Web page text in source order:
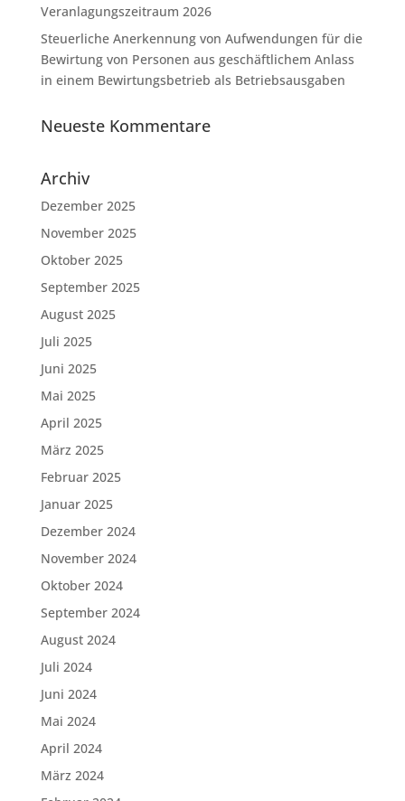
Veranlagungszeitraum 2026
Steuerliche Anerkennung von Aufwendungen für die
Bewirtung von Personen aus geschäftlichem Anlass
in einem Bewirtungsbetrieb als Betriebsausgaben
Neueste Kommentare
Archiv
Dezember 2025
November 2025
Oktober 2025
September 2025
August 2025
Juli 2025
Juni 2025
Mai 2025
April 2025
März 2025
Februar 2025
Januar 2025
Dezember 2024
November 2024
Oktober 2024
September 2024
August 2024
Juli 2024
Juni 2024
Mai 2024
April 2024
März 2024